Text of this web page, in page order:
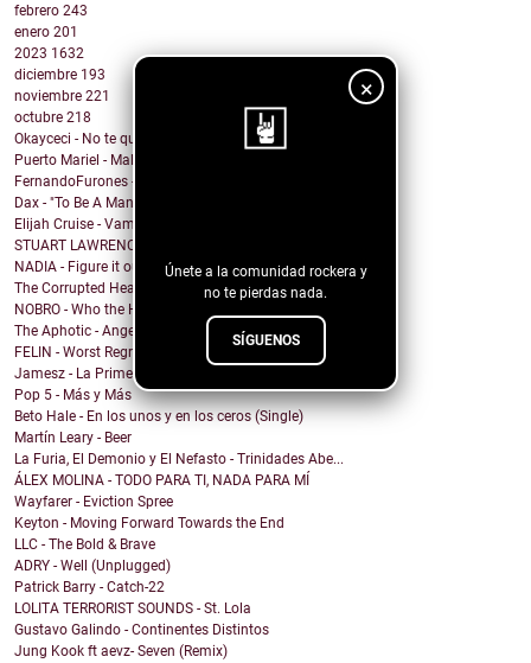
×
Únete a la comunidad rockera y
no te pierdas nada.
SÍGUENOS
febrero 243
enero 201
2023 1632
diciembre 193
noviembre 221
octubre 218
Okayceci - No te quiero
Puerto Mariel - Maldito Antro
FernandoFurones - Me Vuelvo Salvaje
Dax - "To Be A Man" Ft. Darius Rucker
Elijah Cruise - Vampire U
STUART LAWRENCE - ONE
NADIA - Figure it out
The Corrupted Hearts - We Dug a Ditch & Laid Down
NOBRO - Who the Hell Am I?
The Aphotic - Angel
FELIN - Worst Regret
Jamesz - La Primera Brisa
Pop 5 - Más y Más
Beto Hale - En los unos y en los ceros (Single)
Martín Leary - Beer
La Furia, El Demonio y El Nefasto - Trinidades Abe...
ÁLEX MOLINA - TODO PARA TI, NADA PARA MÍ
Wayfarer - Eviction Spree
Keyton - Moving Forward Towards the End
LLC - The Bold & Brave
ADRY - Well (Unplugged)
Patrick Barry - Catch-22
LOLITA TERRORIST SOUNDS - St. Lola
Gustavo Galindo - Continentes Distintos
Jung Kook ft aevz- Seven (Remix)